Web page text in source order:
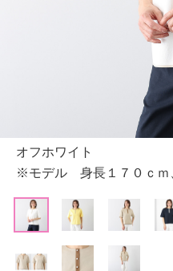
オフホワイト
※モデル 身長１７０ｃｍ